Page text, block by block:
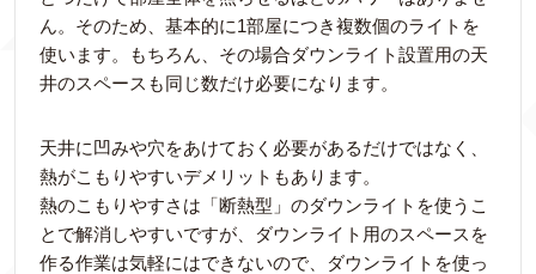
ん。そのため、基本的に1部屋につき複数個のライトを
使います。もちろん、その場合ダウンライト設置用の天
井のスペースも同じ数だけ必要になります。
天井に凹みや穴をあけておく必要があるだけではなく、
熱がこもりやすいデメリットもあります。
熱のこもりやすさは「断熱型」のダウンライトを使うこ
とで解消しやすいですが、ダウンライト用のスペースを
作る作業は気軽にはできないので、ダウンライトを使っ